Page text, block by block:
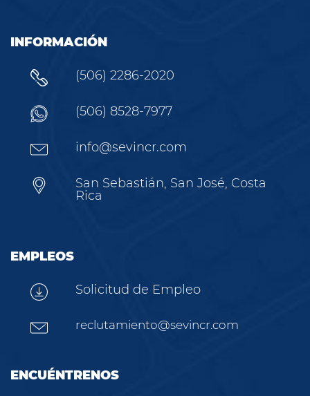
INFORMACIÓN
(506) 2286-2020
(506) 8528-7977
info@sevincr.com
San Sebastián, San José, Costa
Rica
EMPLEOS
Solicitud de Empleo
reclutamiento@sevincr.com
ENCUÉNTRENOS